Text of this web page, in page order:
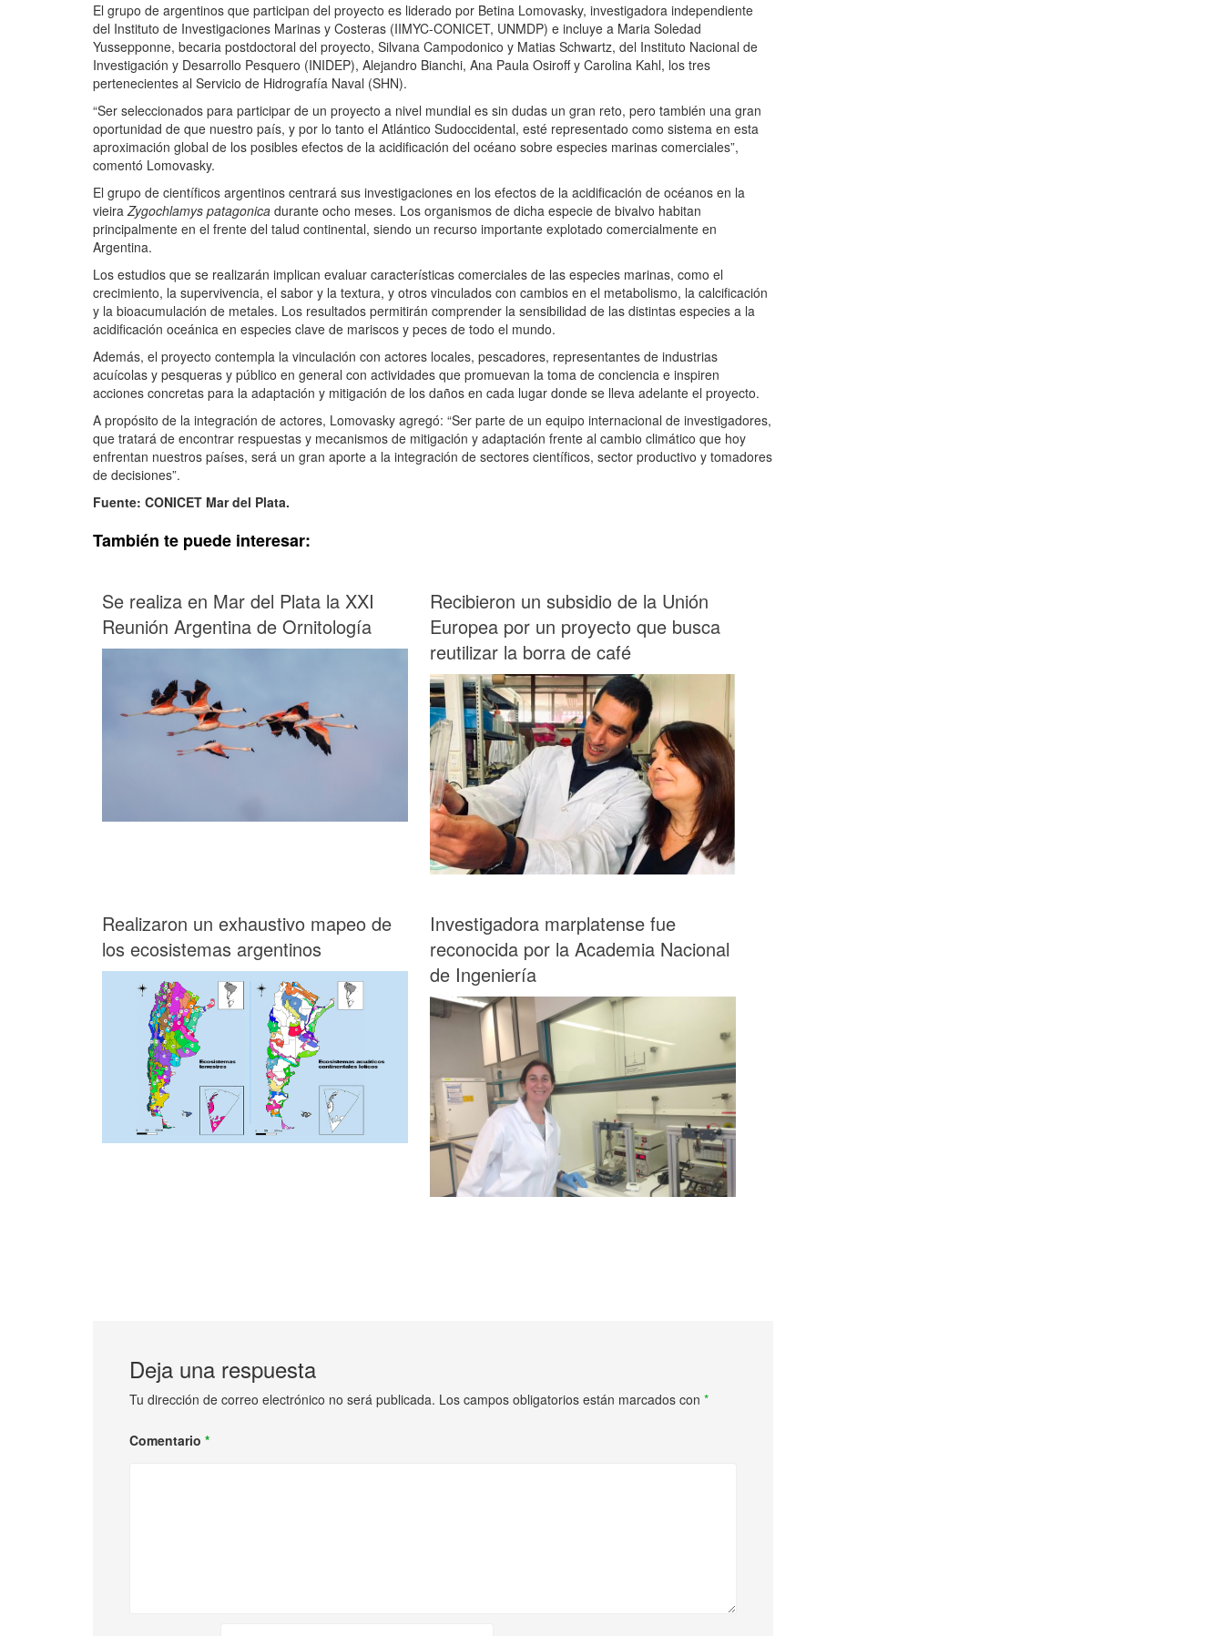
El grupo de argentinos que participan del proyecto es liderado por Betina Lomovasky, investigadora independiente
del Instituto de Investigaciones Marinas y Costeras (IIMYC-CONICET, UNMDP) e incluye a Maria Soledad
Yussepponne, becaria postdoctoral del proyecto, Silvana Campodonico y Matias Schwartz, del Instituto Nacional de
Investigación y Desarrollo Pesquero (INIDEP), Alejandro Bianchi, Ana Paula Osiroff y Carolina Kahl, los tres
pertenecientes al Servicio de Hidrografía Naval (SHN).
“Ser seleccionados para participar de un proyecto a nivel mundial es sin dudas un gran reto, pero también una gran
oportunidad de que nuestro país, y por lo tanto el Atlántico Sudoccidental, esté representado como sistema en esta
aproximación global de los posibles efectos de la acidificación del océano sobre especies marinas comerciales”,
comentó Lomovasky.
El grupo de científicos argentinos centrará sus investigaciones en los efectos de la acidificación de océanos en la
vieiraZygochlamys patagonica durante ocho meses. Los organismos de dicha especie de bivalvo habitan
principalmente en el frente del talud continental, siendo un recurso importante explotado comercialmente en
Argentina.
Los estudios que se realizarán implican evaluar características comerciales de las especies marinas, como el
crecimiento, la supervivencia, el sabor y la textura, y otros vinculados con cambios en el metabolismo, la calcificación
y la bioacumulación de metales. Los resultados permitirán comprender la sensibilidad de las distintas especies a la
acidificación oceánica en especies clave de mariscos y peces de todo el mundo.
Además, el proyecto contempla la vinculación con actores locales, pescadores, representantes de industrias
acuícolas y pesqueras y público en general con actividades que promuevan la toma de conciencia e inspiren
acciones concretas para la adaptación y mitigación de los daños en cada lugar donde se lleva adelante el proyecto.
A propósito de la integración de actores, Lomovasky agregó: “Ser parte de un equipo internacional de investigadores,
que tratará de encontrar respuestas y mecanismos de mitigación y adaptación frente al cambio climático que hoy
enfrentan nuestros países, será un gran aporte a la integración de sectores científicos, sector productivo y tomadores
de decisiones”.
Fuente: CONICET Mar del Plata.
También te puede interesar:
Se realiza en Mar del Plata la XXI
Reunión Argentina de Ornitología
Recibieron un subsidio de la Unión
Europea por un proyecto que busca
reutilizar la borra de café
Realizaron un exhaustivo mapeo de
los ecosistemas argentinos
Investigadora marplatense fue
reconocida por la Academia Nacional
de Ingeniería
Deja una respuesta
Tu dirección de correo electrónico no será publicada. Los campos obligatorios están marcados con *
Comentario *